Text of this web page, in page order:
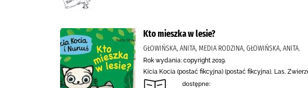
Kto mieszka w lesie?
GŁOWIŃSKA, ANITA, MEDIA RODZINA, GŁOWIŃSKA, ANITA.
Rok wydania: copyright 2019.
Kicia Kocia (postać fikcyjna) (postać fikcyjna), Las,
dostępne: